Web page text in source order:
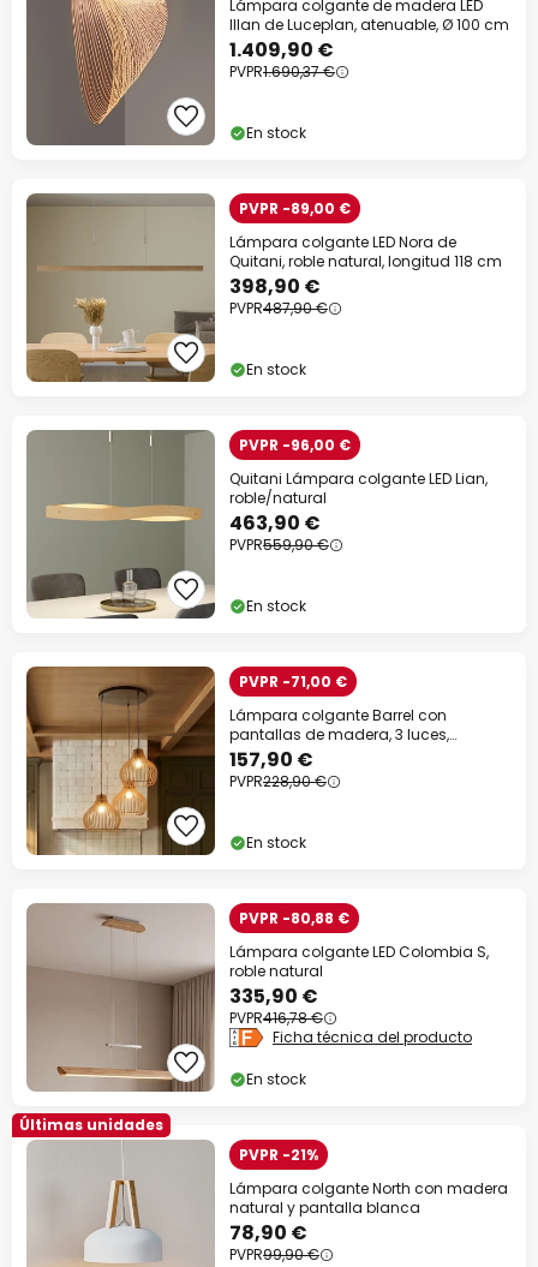
Lámpara colgante de madera LED
Illan de Luceplan, atenuable, Ø 100 cm
1.409,90 €
PVPR1.690,37 €
En stock
PVPR -89,00 €
Lámpara colgante LED Nora de
Quitani, roble natural, longitud 118 cm
398,90 €
PVPR487,90 €
En stock
PVPR -96,00 €
Quitani Lámpara colgante LED Lian,
roble/natural
463,90 €
PVPR559,90 €
En stock
PVPR -71,00 €
Lámpara colgante Barrel con
pantallas de madera, 3 luces,
redonda
157,90 €
PVPR228,90 €
En stock
PVPR -80,88 €
Lámpara colgante LED Colombia S,
roble natural
335,90 €
PVPR416,78 €
Ficha técnica del producto
En stock
Últimas unidades
PVPR -21%
Lámpara colgante North con madera
natural y pantalla blanca
78,90 €
PVPR99,90 €